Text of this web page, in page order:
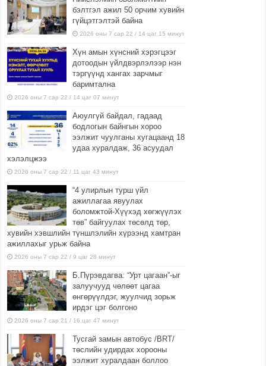
бэлтгэл ажил 50 орчим хувийн
гүйцэтгэлтэй байна
2026 оны 7 сар 22 / 14 цаг 15 минут
Хүн амын хүнсний хэрэгцээг
дотоодын үйлдвэрлэлээр нэн
тэргүүнд хангах зарчмыг
баримтална
2026 оны 7 сар 22 / 14 цаг 07 минут
Аюулгүй байдал, гадаад
бодлогын байнгын хороо
ээлжит чуулганы хугацаанд 18
удаа хуралдаж, 36 асуудал
хэлэлцжээ
2026 оны 7 сар 22 / 11 цаг 43 минут
“4 улирлын турш үйл
ажиллагаа явуулах
боломжтой-Хүүхэд хөгжүүлэх
төв” байгуулах төсөлд төр,
хувийн хэвшлийн түншлэлийн хүрээнд хамтран
ажиллахыг урьж байна
2026 оны 7 сар 22 / 9 цаг 28 минут
Б.Пүрэвдагва: “Урт цагаан”-ыг
залуучууд чөлөөт цагаа
өнгөрүүлдэг, жуулчид зорьж
ирдэг цэг болгоно
2026 оны 7 сар 21 / 16 цаг 47 минут
Тусгай замын автобус /BRT/
төслийн удирдах хорооны
ээлжит хуралдаан боллоо